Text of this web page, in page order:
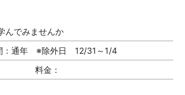
んでみませんか
通年 ※除外日 12/31～1/4
料金：